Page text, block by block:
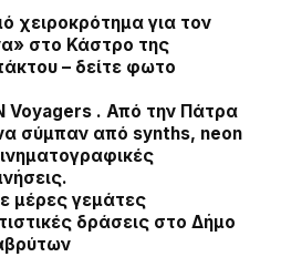
χειροκρότημα για τον
στο Κάστρο της
– δείτε φωτο
Voyagers . Από την Πάτρα
σύμπαν από synths, neon
μέρες γεμάτες
δράσεις στο Δήμο